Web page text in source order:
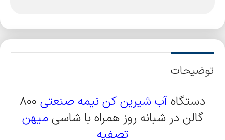
توضیحات
دستگاهآب شیرین کن نیمه صنعتی 800
گالن در شبانه روز همراه با شاسیمیهن
تصفیه